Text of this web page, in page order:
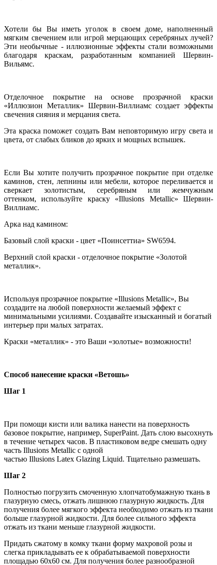
Хотели бы Вы иметь уголок в своем доме, наполненный
мягким свечением или игрой мерцающих серебряных лучей?
Эти необычные - иллюзионные эффекты стали возможными
благодаря краскам, разработанным компанией Шервин-
Вильямс.
Отделочное покрытие на основе прозрачной краски
«Иллюзион Металлик» Шервин-Виллиамс создает эффекты
свечения сияния и мерцания света.
Эта краска поможет создать Вам неповторимую игру света и
цвета, от слабых бликов до ярких и мощных вспышек.
Если Вы хотите получить прозрачное покрытие при отделке
каминов, стен, лепнины или мебели, которое переливается и
сверкает золотистым, серебряным или жемчужным
оттенком, используйте краску «Illusions Metallic» Шервин-
Виллиамс.
Арка над камином:
Базовый слой краски - цвет «Поинсеттиа» SW6594.
Верхний слой краски - отделочное покрытие «Золотой
металлик».
Используя прозрачное покрытие «Illusions Metallic», Вы
создадите на любой поверхности желаемый эффект с
минимальными усилиями. Создавайте изысканный и богатый
интерьер при малых затратах.
Краски «металлик» - это Ваши «золотые» возможности!
Способ нанесение краски «Ветошь»
Шаг 1
При помощи кисти или валика нанести на поверхность
базовое покрытие, например, SuperPaint. Дать слою высохнуть
в течение четырех часов. В пластиковом ведре смешать одну
часть Illusions Metallic с одной
частью Illusions Latex Glazing Liquid. Тщательно размешать.
Шаг 2
Полностью погрузить смоченную хлопчатобумажную ткань в
глазурную смесь, отжать лишнюю глазурную жидкость. Для
получения более мягкого эффекта необходимо отжать из ткани
больше глазурной жидкости. Для более сильного эффекта
отжать из ткани меньше глазурной жидкости.
Придать сжатому в комку ткани форму махровой розы и
слегка прикладывать ее к обрабатываемой поверхности
площадью 60x60 см. Для получения более разнообразной